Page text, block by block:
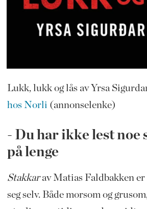
Lukk, lukk og lås av Yrsa
hos Norli (annonselenke)
- Du har ikke lest noe
på lenge
Stakkarav Matias Faldbakken
seg selv. Både morsom og